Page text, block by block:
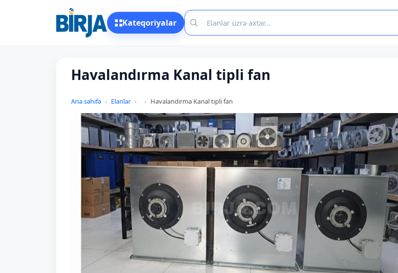
Kateqoriyalar
Havalandırma Kanal tipli fan
Ana səhifə Elanlar Havalandırma Kanal tipli fan